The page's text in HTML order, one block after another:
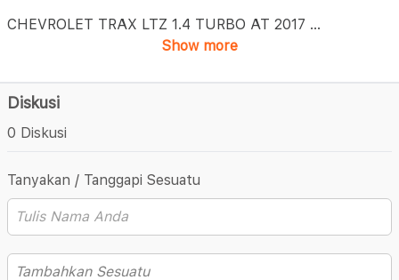
CHEVROLET TRAX LTZ 1.4 TURBO AT 2017 ...
Show more
Diskusi
0 Diskusi
Tanyakan / Tanggapi Sesuatu